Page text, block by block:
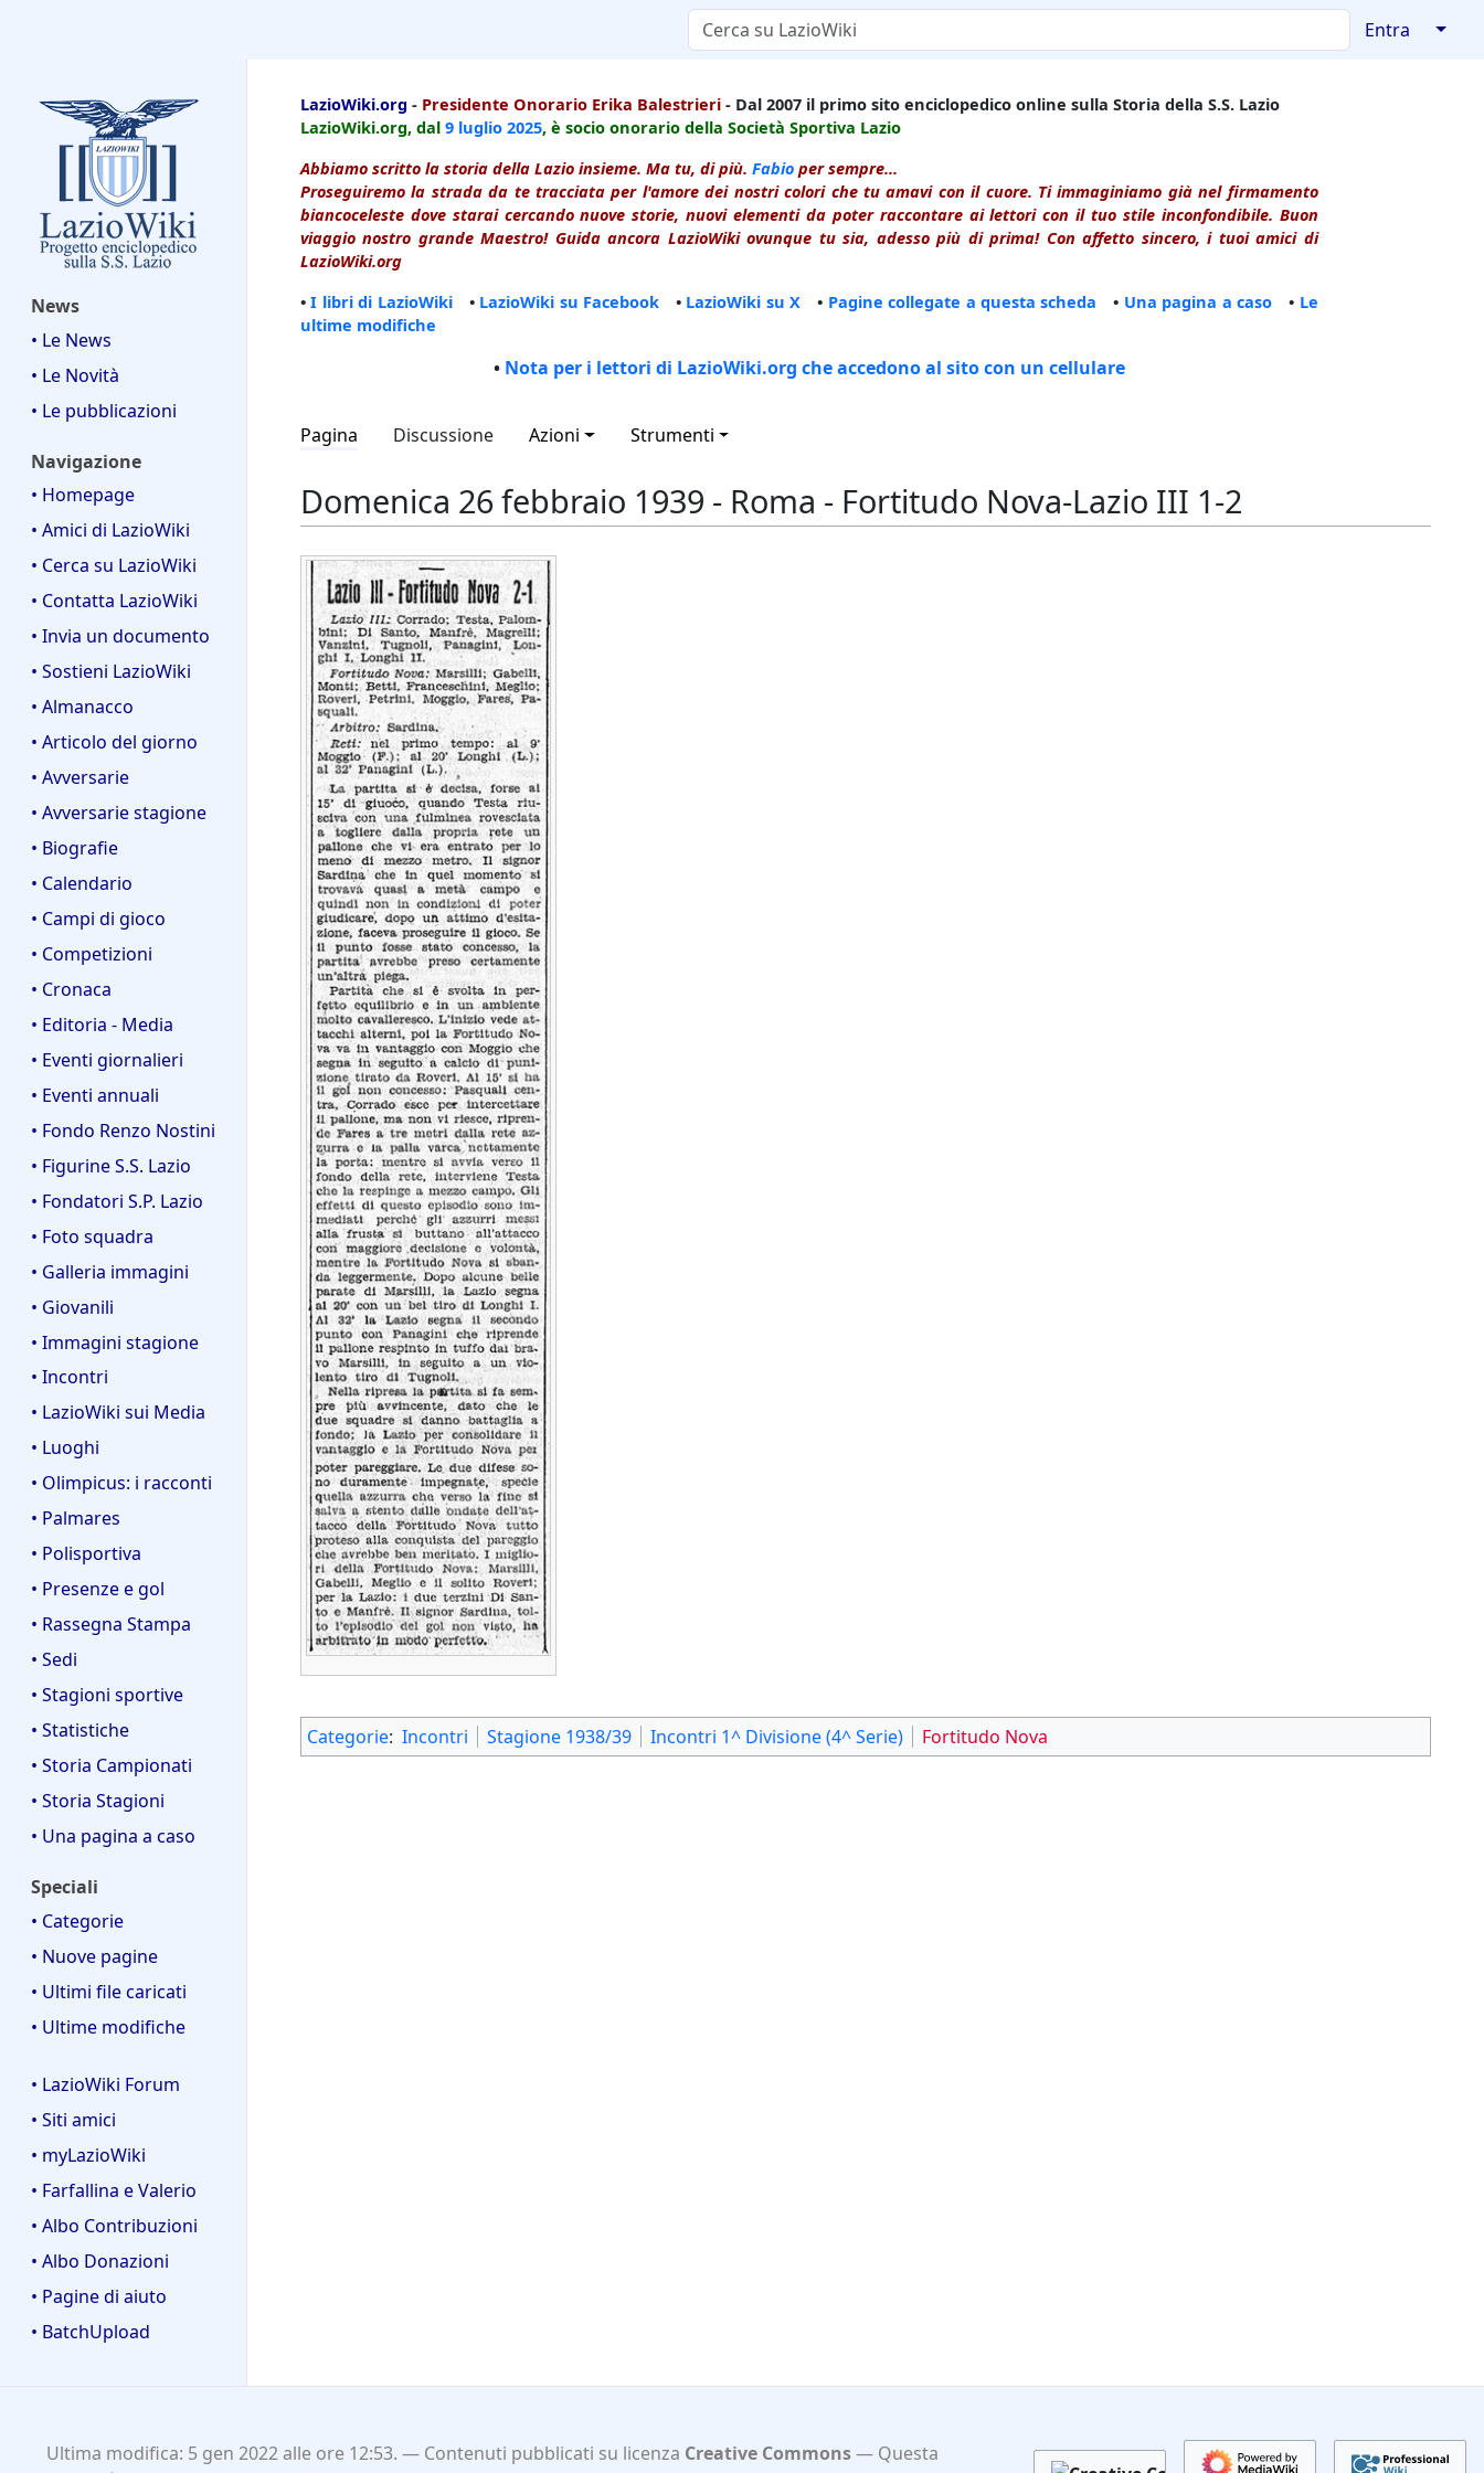
Entra ↓
News
• Le News
• Le Novità
• Le pubblicazioni
Navigazione
• Homepage
• Amici di LazioWiki
• Cerca su LazioWiki
• Contatta LazioWiki
• Invia un documento
• Sostieni LazioWiki
• Almanacco
• Articolo del giorno
• Avversarie
• Avversarie stagione
• Biografie
• Calendario
• Campi di gioco
• Competizioni
• Cronaca
• Editoria - Media
• Eventi giornalieri
• Eventi annuali
• Fondo Renzo Nostini
• Figurine S.S. Lazio
• Fondatori S.P. Lazio
• Foto squadra
• Galleria immagini
• Giovanili
• Immagini stagione
• Incontri
• LazioWiki sui Media
• Luoghi
• Olimpicus: i racconti
• Palmares
• Polisportiva
• Presenze e gol
• Rassegna Stampa
• Sedi
• Stagioni sportive
• Statistiche
• Storia Campionati
• Storia Stagioni
• Una pagina a caso
Speciali
• Categorie
• Nuove pagine
• Ultimi file caricati
• Ultime modifiche
• LazioWiki Forum
• Siti amici
• myLazioWiki
• Farfallina e Valerio
• Albo Contribuzioni
• Albo Donazioni
• Pagine di aiuto
• BatchUpload
LazioWiki.org - Presidente Onorario Erika Balestrieri - Dal 2007 il primo sito enciclopedico online sulla Storia della S.S. Lazio
LazioWiki.org, dal 9 luglio 2025, è socio onorario della Società Sportiva Lazio
Abbiamo scritto la storia della Lazio insieme. Ma tu, di più. Fabio per sempre...
Proseguiremo la strada da te tracciata per l'amore dei nostri colori che tu amavi con il cuore. Ti immaginiamo già nel firmamento
biancoceleste dove starai cercando nuove storie, nuovi elementi da poter raccontare ai lettori con il tuo stile inconfondibile. Buon
viaggio nostro grande Maestro! Guida ancora LazioWiki ovunque tu sia, adesso più di prima! Con affetto sincero, i tuoi amici di
LazioWiki.org
•I libri di LazioWiki• LazioWiki su Facebook • LazioWiki su X • Pagine collegate a questa scheda • Una pagina a caso • Le
ultime modifiche
• Nota per i lettori di LazioWiki.org che accedono al sito con un cellulare
Pagina Discussione Azioni Strumenti
Domenica 26 febbraio 1939 - Roma - Fortitudo Nova-Lazio III 1-2
Categorie: Incontri Stagione 1938/39 Incontri 1^ Divisione (4^ Serie) Fortitudo Nova
Ultima modifica: 5 gen 2022 alle ore 12:53. Contenuti pubblicati su licenza Creative Commons
Questa